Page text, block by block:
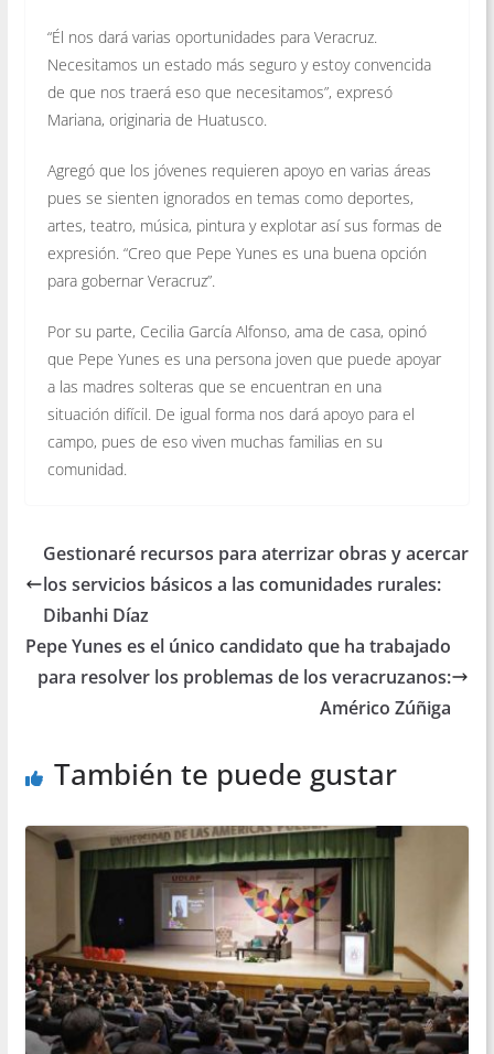
“Él nos dará varias oportunidades para Veracruz.
Necesitamos un estado más seguro y estoy convencida
de que nos traerá eso que necesitamos”, expresó
Mariana, originaria de Huatusco.
Agregó que los jóvenes requieren apoyo en varias áreas
pues se sienten ignorados en temas como deportes,
artes, teatro, música, pintura y explotar así sus formas de
expresión. “Creo que Pepe Yunes es una buena opción
para gobernar Veracruz”.
Por su parte, Cecilia García Alfonso, ama de casa, opinó
que Pepe Yunes es una persona joven que puede apoyar
a las madres solteras que se encuentran en una
situación difícil. De igual forma nos dará apoyo para el
campo, pues de eso viven muchas familias en su
comunidad.
Gestionaré recursos para aterrizar obras y acercar
los servicios básicos a las comunidades rurales:
Dibanhi Díaz
Pepe Yunes es el único candidato que ha trabajado
para resolver los problemas de los veracruzanos:
Américo Zúñiga
También te puede gustar